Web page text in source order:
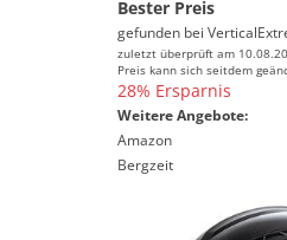
Bester Preis
gefunden bei
zuletzt überprüft am
Preis kann sich seitdem
28% Ersparnis
Weitere Angebote:
Amazon
Bergzeit